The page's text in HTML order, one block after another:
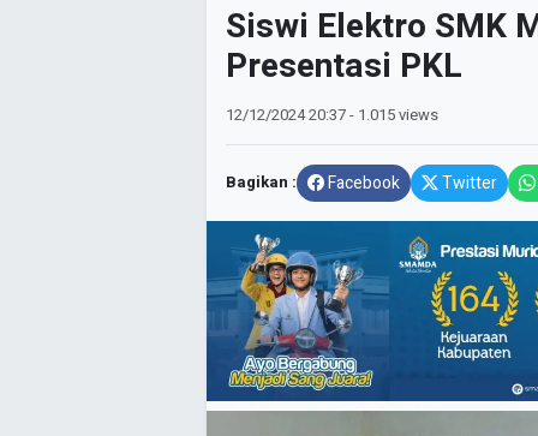
Siswi Elektro SMK
Presentasi PKL
12/12/202420:37- 1.015 views
Bagikan : Facebook Twitter